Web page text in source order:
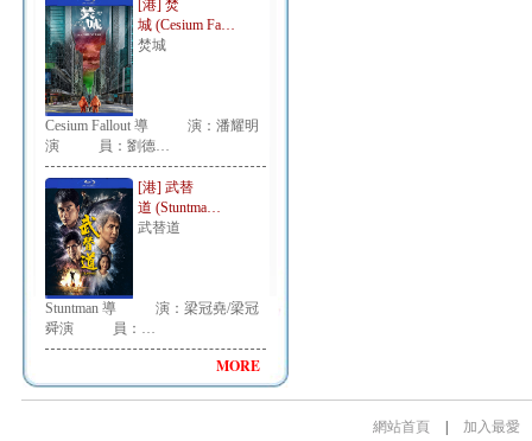
[港] 焚
城 (Cesium Fa…
焚城
Cesium Fallout 導 演：潘耀明
演 員：劉德…
[港] 武替
道 (Stuntma…
武替道
Stuntman 導 演：梁冠堯/梁冠
舜演 員：…
MORE
網站首頁
加入最愛